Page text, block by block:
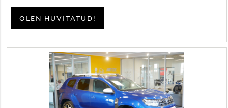
OLEN HUVITATUD!